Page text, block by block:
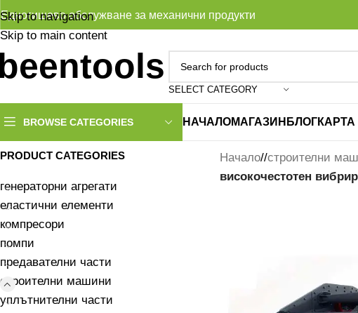
Skip to navigation
Skip to main content
Едногишево обслужване за механични продукти
SELECT CATEGORY
BROWSE CATEGORIES НАЧАЛОМАГАЗИН БЛОГ
PRODUCT CATEGORIES
генераторни агрегати
еластични елементи
компресори
помпи
предавателни части
строителни машини
уплътнителни части
Начало/ строителни
високочестотен